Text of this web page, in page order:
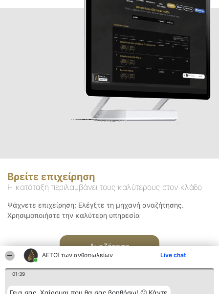
ΑΕΤΟΊ των ανθοπωλείων Live chat
01:39
Βρείτε επιχείρηση
Η κατάταξη περιλαμβάνει τους καλύτερους στον κλάδο
Ψάχνετε επιχείρηση; Ελέγξτε τη μηχανή αναζήτησης.
Χρησιμοποιήστε την καλύτερη υπηρεσία
Αναζήτηση